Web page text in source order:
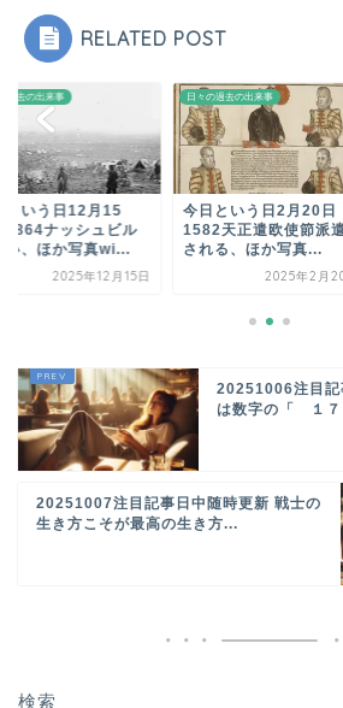
RELATED POST
過去の出来事
という日12月15
ナッシュビル
い、ほか写真wi...
2025年12月15日
日々の過去の出来事
今日という日2月20日
1582天正遣欧使節派
される、ほか写真...
2025年2月
20251006注目記
は数字の「 １
20251007注目記事日中随時更新 戦士の
生き方こそが最高の生き方...
検索